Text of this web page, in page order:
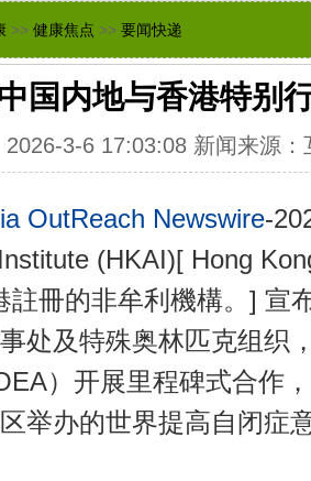
>> 健康焦点 >> 要闻快递
国内地与香港特别
2026-3-6 17:03:08 新闻来源：
OutReach Newswire-
(HKAI)[ Hong
註冊的非牟利機構。] 宣
处及特殊奥林匹克组织
）开展里程碑式合作
举办的世界提高自闭症